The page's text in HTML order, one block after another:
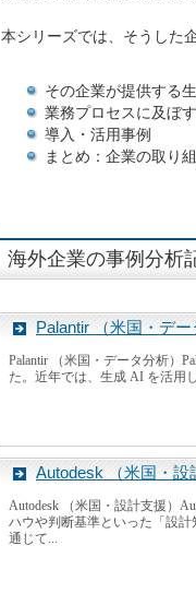
本シリーズでは、そうした
その企業が提供する
業務プロセスに及ぼ
導入・活用事例
まとめ：企業の取り
海外企業の事例分析
Palantir （米国・デー
Palantir （米国・データ分析）
た。近年では、生成 AI を活用
Autodesk （米国・設
Autodesk （米国・設計支援）
ハウや判断基準といった「設
通じて...